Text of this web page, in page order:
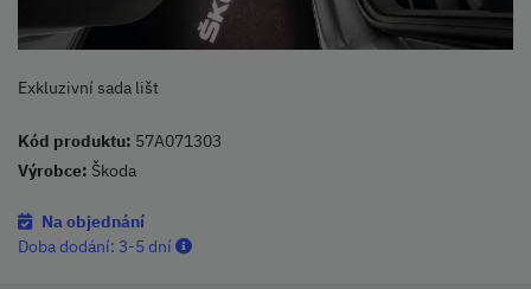
Exkluzivní sada lišt
Kód produktu: 57A071303
Výrobce: Škoda
Na objednání
Doba dodání: 3-5 dní